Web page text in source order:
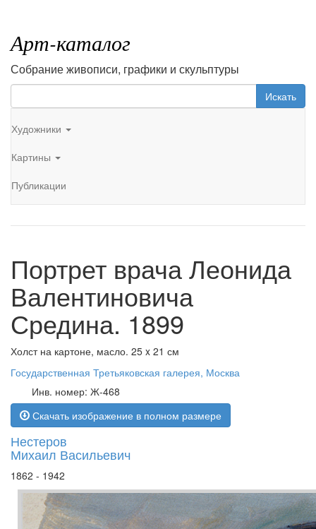
Арт-каталог
Собрание живописи, графики и скульптуры
Искать
Художники
Картины
Публикации
Портрет врача Леонида
Валентиновича
Средина. 1899
Холст на картоне, масло. 25 x 21 см
Государственная Третьяковская галерея, Москва
Инв. номер: Ж-468
Скачать изображение в полном размере
Нестеров
Михаил Васильевич
1862 - 1942